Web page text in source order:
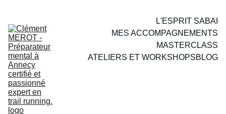
L'ESPRIT SABAI
MES ACCOMPAGNEMENTS
MASTERCLASS
ATELIERS ET WORKSHOPSBLOG